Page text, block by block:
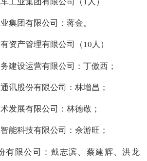
集团有限公司：蒋金。
资产管理有限公司（10人）
建设运营有限公司：丁傲西；
讯股份有限公司：林增昌；
发展有限公司：林德敬；
能科技有限公司：余游旺；
有限公司：戴志滨、蔡建辉、洪龙